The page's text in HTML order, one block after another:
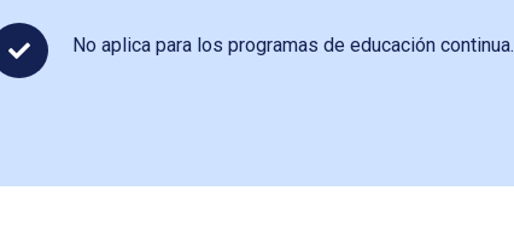
No aplica para los programas de educación continua.